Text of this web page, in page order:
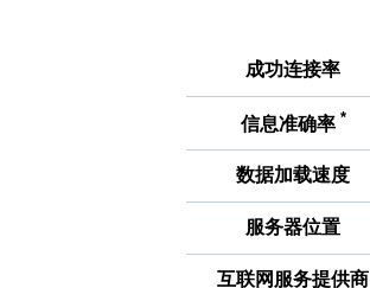
成功连接率
信息准确率 *
数据加载速度
服务器位置
互联网服务提供商